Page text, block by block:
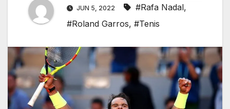
JUN 5, 2022 #Rafa Nadal,
#Roland Garros, #Tenis